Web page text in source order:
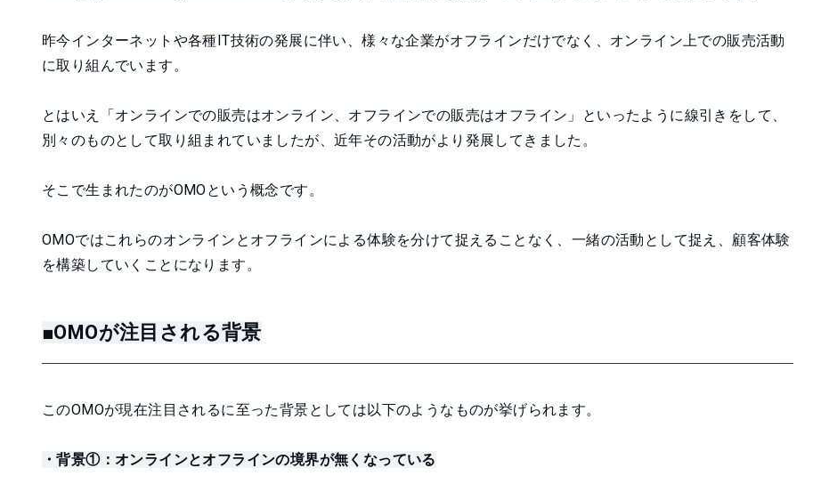
昨今インターネットや各種IT技術の発展に伴い、様々な企業がオフラインだけでなく、オンライン上での販売活動
に取り組んでいます。
とはいえ「オンラインでの販売はオンライン、オフラインでの販売はオフライン」といったように線引きをして、
別々のものとして取り組まれていましたが、近年その活動がより発展してきました。
そこで生まれたのがOMOという概念です。
OMOではこれらのオンラインとオフラインによる体験を分けて捉えることなく、一緒の活動として捉え、顧客体験
を構築していくことになります。
■OMOが注目される背景
このOMOが現在注目されるに至った背景としては以下のようなものが挙げられます。
・背景①：オンラインとオフラインの境界が無くなっている